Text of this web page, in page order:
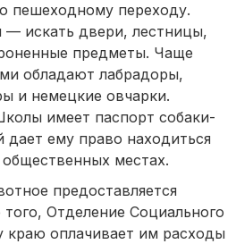
пешеходному переходу.
— искать двери, лестницы,
предметы. Чаще
обладают лабрадоры,
и немецкие овчарки.
имеет паспорт собаки-
ему право находиться
местах.
предоставляется
Отделение Социального
краю оплачивает им расходы